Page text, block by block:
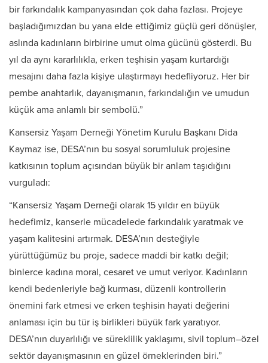
bir farkındalık kampanyasından çok daha fazlası. Projeye
başladığımızdan bu yana elde ettiğimiz güçlü geri dönüşler,
aslında kadınların birbirine umut olma gücünü gösterdi. Bu
yıl da aynı kararlılıkla, erken teşhisin yaşam kurtardığı
mesajını daha fazla kişiye ulaştırmayı hedefliyoruz. Her bir
pembe anahtarlık, dayanışmanın, farkındalığın ve umudun
küçük ama anlamlı bir sembolü.”
Kansersiz Yaşam Derneği Yönetim Kurulu Başkanı Dida
Kaymaz ise, DESA’nın bu sosyal sorumluluk projesine
katkısının toplum açısından büyük bir anlam taşıdığını
vurguladı:
“Kansersiz Yaşam Derneği olarak 15 yıldır en büyük
hedefimiz, kanserle mücadelede farkındalık yaratmak ve
yaşam kalitesini artırmak. DESA’nın desteğiyle
yürüttüğümüz bu proje, sadece maddi bir katkı değil;
binlerce kadına moral, cesaret ve umut veriyor. Kadınların
kendi bedenleriyle bağ kurması, düzenli kontrollerin
önemini fark etmesi ve erken teşhisin hayati değerini
anlaması için bu tür iş birlikleri büyük fark yaratıyor.
DESA’nın duyarlılığı ve süreklilik yaklaşımı, sivil toplum–özel
sektör dayanışmasının en güzel örneklerinden biri.”